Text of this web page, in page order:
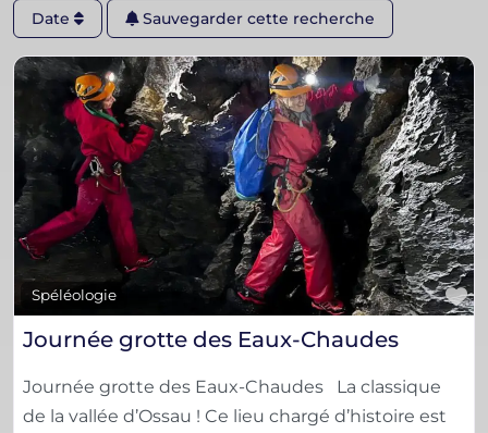
Date Sauvegarder cette recherche
Spéléologie
Journée grotte des Eaux-Chaudes
Journée grotte des Eaux-Chaudes La classique
de la vallée d’Ossau ! Ce lieu chargé d’histoire est